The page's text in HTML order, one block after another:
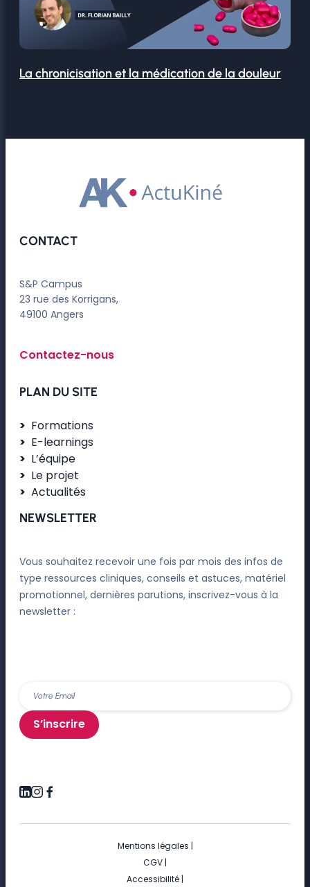
La chronicisation et la médication de la douleur
CONTACT
S&P Campus
23 rue des Korrigans,
49100 Angers
Contactez-nous
PLAN DU SITE
Formations
E-learnings
L’équipe
Le projet
Actualités
NEWSLETTER
Vous souhaitez recevoir une fois par mois des infos de
type ressources cliniques, conseils et astuces, matériel
promotionnel, dernières parutions, inscrivez-vous à la
newsletter :
S’inscrire
Mentions légales |
CGV |
Accessibilité |